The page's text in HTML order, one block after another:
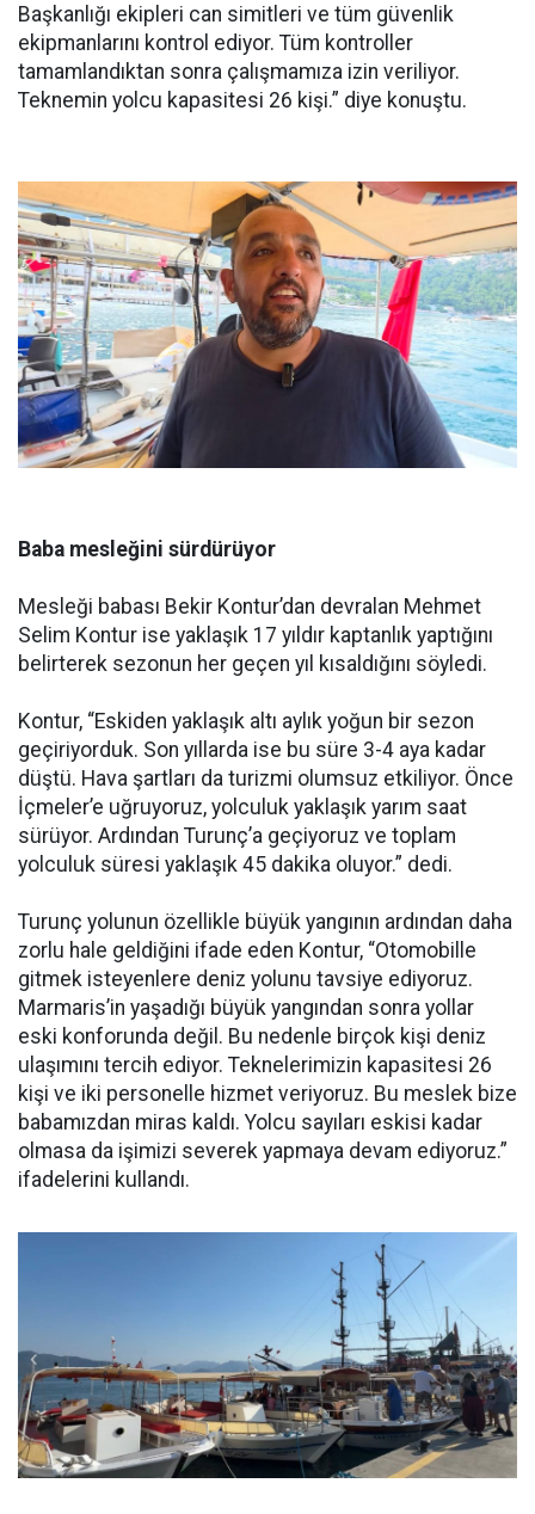
Başkanlığı ekipleri can simitleri ve tüm güvenlik
ekipmanlarını kontrol ediyor. Tüm kontroller
tamamlandıktan sonra çalışmamıza izin veriliyor.
Teknemin yolcu kapasitesi 26 kişi.” diye konuştu.
Baba mesleğini sürdürüyor
Mesleği babası Bekir Kontur’dan devralan Mehmet
Selim Kontur ise yaklaşık 17 yıldır kaptanlık yaptığını
belirterek sezonun her geçen yıl kısaldığını söyledi.
Kontur, “Eskiden yaklaşık altı aylık yoğun bir sezon
geçiriyorduk. Son yıllarda ise bu süre 3-4 aya kadar
düştü. Hava şartları da turizmi olumsuz etkiliyor. Önce
İçmeler’e uğruyoruz, yolculuk yaklaşık yarım saat
sürüyor. Ardından Turunç’a geçiyoruz ve toplam
yolculuk süresi yaklaşık 45 dakika oluyor.” dedi.
Turunç yolunun özellikle büyük yangının ardından daha
zorlu hale geldiğini ifade eden Kontur, “Otomobille
gitmek isteyenlere deniz yolunu tavsiye ediyoruz.
Marmaris’in yaşadığı büyük yangından sonra yollar
eski konforunda değil. Bu nedenle birçok kişi deniz
ulaşımını tercih ediyor. Teknelerimizin kapasitesi 26
kişi ve iki personelle hizmet veriyoruz. Bu meslek bize
babamızdan miras kaldı. Yolcu sayıları eskisi kadar
olmasa da işimizi severek yapmaya devam ediyoruz.”
ifadelerini kullandı.